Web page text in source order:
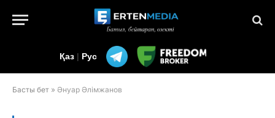
Қаз | Рус
Басты бет » Әнуар Әлімжанов